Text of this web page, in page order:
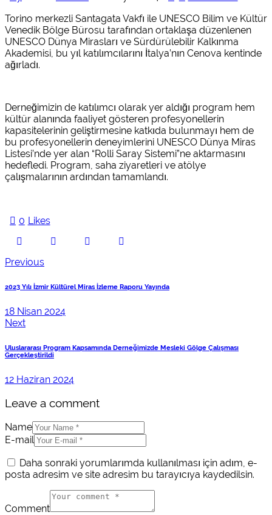
Torino merkezli Santagata Vakfı ile UNESCO Bilim ve Kültür
Venedik Bölge Bürosu tarafından ortaklaşa düzenlenen
UNESCO Dünya Mirasları ve Sürdürülebilir Kalkınma
Akademisi, bu yıl katılımcılarını İtalya’nın Cenova kentinde
ağırladı.
Derneğimizin de katılımcı olarak yer aldığı program hem
kültür alanında faaliyet gösteren profesyonellerin
kapasitelerinin geliştirmesine katkıda bulunmayı hem de
bu profesyonellerin deneyimlerini UNESCO Dünya Miras
Listesi’nde yer alan “Rolli Saray Sistemi”ne aktarmasını
hedefledi. Program, saha ziyaretleri ve atölye
çalışmalarının ardından tamamlandı.
0 Likes
Yazı
gezinmesi
Previous
2023 Yılı İzmir Kültürel Miras İzleme Raporu Yayında
18 Nisan 2024
Next
Uluslararası Program Kapsamında Derneğimizde Mesleki Gölge Çalışması
Gerçekleştirildi
12 Haziran 2024
Leave a comment
Name
E-mail
Daha sonraki yorumlarımda kullanılması için adım, e-
posta adresim ve site adresim bu tarayıcıya kaydedilsin.
Comment